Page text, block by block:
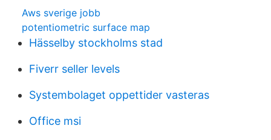
Aws sverige jobb
potentiometric surface map
Hässelby stockholms stad
Fiverr seller levels
Systembolaget oppettider vasteras
Office msi